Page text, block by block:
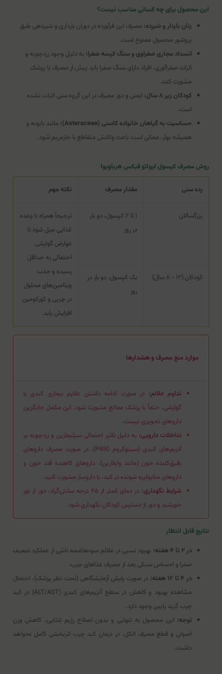
این محصول برای چه کسانی مناسب نیست؟
زنان باردار و شیرده: مصرف این فرآورده در دوران بارداری و شیردهی طبق
بروشور محصول ممنوع است.
انسداد مجاری صفراوی و سنگ کیسه صفرا: به دلیل وجود زردچوبه و
اثرات صفراآوری، افراد دارای سنگ صفرا باید پیش از مصرف با پزشک
مشورت کنند.
کودکان زیر ۸ سال:
ایمنی و دوز مصرف در این گروه سنی اثبات نشده
است.
حساسیت به گیاهان خانواده کاسنی (Asteraceae):
مانند بابونه و
همیشه بهار، ممکن است باعث واکنش متقاطع با خارمریم شود.
روش مصرف کپسول لیواتو فیکس هرباویوا
رده سنی مقدار مصرف نکته مهم
بزرگسالان
۱ تا ۲ کپسول، دو بار
در روز
ترجیحاً همراه با وعده
غذایی میل شود تا
عوارض گوارشی
احتمالی به حداقل
رسیده و جذب
ویتامین‌های محلول
در چربی و کورکومین
افزایش یابد.
کودکان (۱۲ - ۸ سال)
یک کپسول، دو بار در
روز
موارد منع مصرف و هشدارها
تداوم علائم: در صورت ادامه داشتن علایم بیماری کبدی یا
گوارشی، حتماً با پزشک معالج مشورت شود. این مکمل جایگزین
داروهای تجویزی نیست.
تداخلات دارویی: به دلیل تاثیر احتمالی سیلیمارین و زردچوبه بر
آنزیم‌های کبدی (سیتوکروم P450)، در صورت مصرف داروهای
رقیق‌کننده خون (مانند وارفارین)، داروهای کاهنده قند خون و
داروهای متابولیزه شونده در کبد، با داروساز مشورت کنید.
شرایط نگهداری:
در دمای کمتر از ۲۵ درجه سانتی‌گراد، دور از نور
خورشید و دور از دسترس کودکان نگهداری شود.
نتایج قابل انتظار
در ۲ تا ۴ هفته:
بهبود نسبی در علائم سوءهاضمه ناشی از عملکرد ضعیف
صفرا و احساس سبکی بعد از مصرف غذاهای چرب.
در ۴ تا ۱۲ هفته:
در صورت پایش آزمایشگاهی (تحت نظر پزشک)، احتمال
مشاهده بهبود و کاهش در سطح آنزیم‌های کبدی (ALT/AST) در کبد
چرب گرید پایین وجود دارد.
توجه: این محصول به تنهایی و بدون اصلاح رژیم غذایی، کاهش وزن
اصولی و قطع مصرف الکل، در درمان کبد چرب اثربخشی کامل نخواهد
داشت.